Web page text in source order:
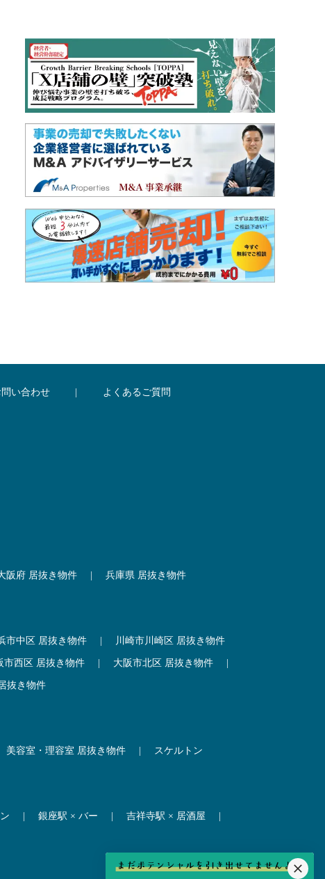
問い合わせ よくあるご質問
阪府 居抜き物件 兵庫県 居抜き物件
市中区 居抜き物件 川崎市川崎区 居抜き物件
市西区 居抜き物件 大阪市北区 居抜き物件
抜き物件
美容室・理容室 居抜き物件 スケルトン
銀座駅 × バー 吉祥寺駅 × 居酒屋